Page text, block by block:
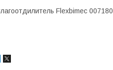
Flexbimec 007180